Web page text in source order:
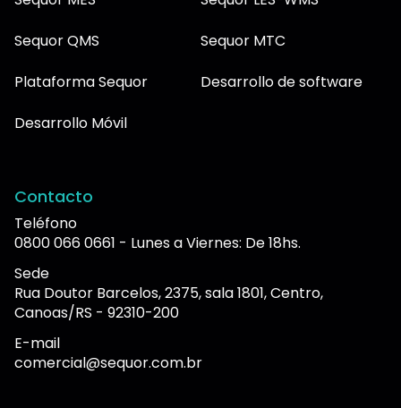
Sequor QMS
Sequor MTC
Plataforma Sequor
Desarrollo de software
Desarrollo Móvil
Contacto
Teléfono
0800 066 0661 - Lunes a Viernes: De 18hs.
Sede
Rua Doutor Barcelos, 2375, sala 1801, Centro,
Canoas/RS - 92310-200
E-mail
comercial@sequor.com.br